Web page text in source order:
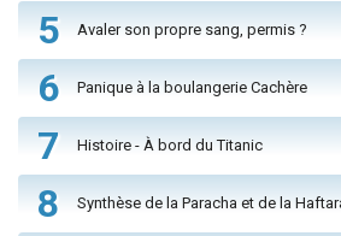
5 Avaler son propre sang, permis ?
6 Panique à la boulangerie Cachère
7 Histoire - À bord du Titanic
8 Synthèse de la Paracha et de la